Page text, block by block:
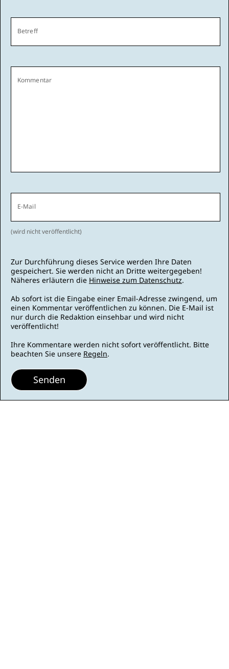
Betreff
Kommentar
E-Mail
(wird nicht veröffentlicht)
Zur Durchführung dieses Service werden Ihre Daten
gespeichert. Sie werden nicht an Dritte weitergegeben!
Näheres erläutern die Hinweise zum Datenschutz.
Ab sofort ist die Eingabe einer Email-Adresse zwingend, um
einen Kommentar veröffentlichen zu können. Die E-Mail ist
nur durch die Redaktion einsehbar und wird nicht
veröffentlicht!
Ihre Kommentare werden nicht sofort veröffentlicht. Bitte
beachten Sie unsere Regeln.
Senden